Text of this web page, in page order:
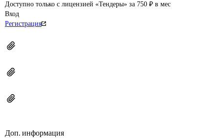
Доступно только с лицензией «Тендеры» за 750 ₽ в мес
Вход
Регистрация
Доп. информация